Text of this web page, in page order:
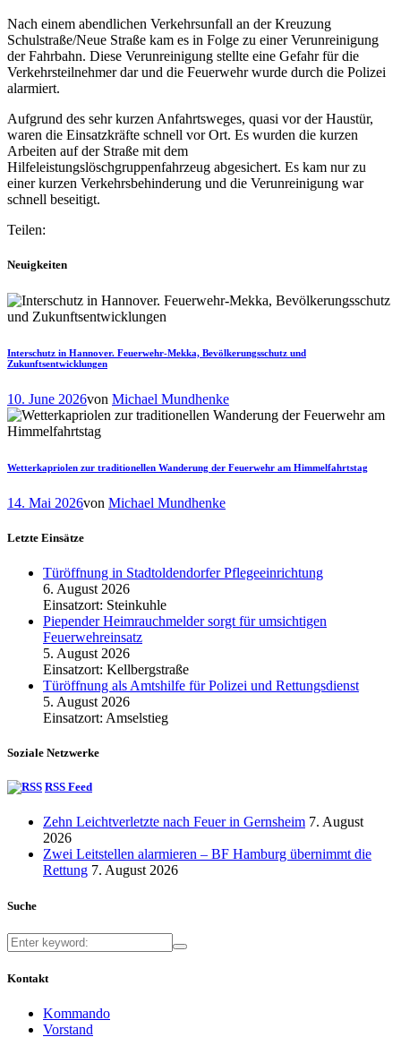
Nach einem abendlichen Verkehrsunfall an der Kreuzung
Schulstraße/Neue Straße kam es in Folge zu einer Verunreinigung
der Fahrbahn. Diese Verunreinigung stellte eine Gefahr für die
Verkehrsteilnehmer dar und die Feuerwehr wurde durch die Polizei
alarmiert.
Aufgrund des sehr kurzen Anfahrtsweges, quasi vor der Haustür,
waren die Einsatzkräfte schnell vor Ort. Es wurden die kurzen
Arbeiten auf der Straße mit dem
Hilfeleistungslöschgruppenfahrzeug abgesichert. Es kam nur zu
einer kurzen Verkehrsbehinderung und die Verunreinigung war
schnell beseitigt.
Teilen:
Neuigkeiten
Interschutz in Hannover. Feuerwehr-Mekka, Bevölkerungsschutz und
Zukunftsentwicklungen
10. June 2026von Michael Mundhenke
Wetterkapriolen zur traditionellen Wanderung der Feuerwehr am Himmelfahrtstag
14. Mai 2026von Michael Mundhenke
Letzte Einsätze
Türöffnung in Stadtoldendorfer Pflegeeinrichtung
6. August 2026
Einsatzort: Steinkuhle
Piepender Heimrauchmelder sorgt für umsichtigen
Feuerwehreinsatz
5. August 2026
Einsatzort: Kellbergstraße
Türöffnung als Amtshilfe für Polizei und Rettungsdienst
5. August 2026
Einsatzort: Amselstieg
Soziale Netzwerke
RSS Feed
Zehn Leichtverletzte nach Feuer in Gernsheim 7. August
2026
Zwei Leitstellen alarmieren – BF Hamburg übernimmt die
Rettung 7. August 2026
Suche
Kontakt
Kommando
Vorstand